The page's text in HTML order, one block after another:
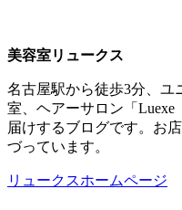
美容室リュークス
名古屋駅から徒歩3分、ユ
室、ヘアーサロン「
届けするブログです。お
づっています。
リュークスホームページ